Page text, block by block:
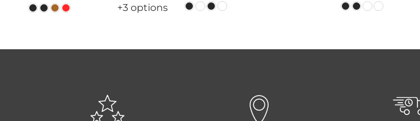
+3 options